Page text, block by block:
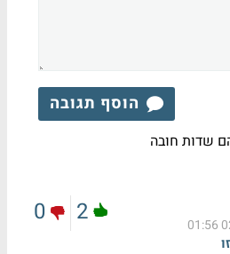
הוסף תגובה
שדות חובה
2
0